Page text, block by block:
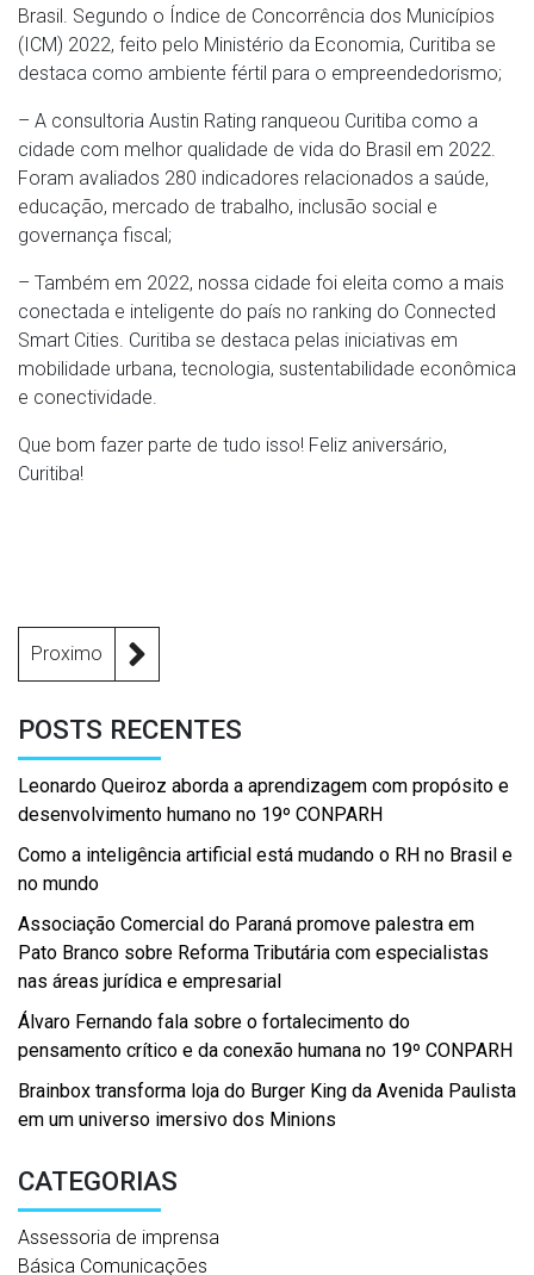
Brasil. Segundo o Índice de Concorrência dos Municípios
(ICM) 2022, feito pelo Ministério da Economia, Curitiba se
destaca como ambiente fértil para o empreendedorismo;
– A consultoria Austin Rating ranqueou Curitiba como a
cidade com melhor qualidade de vida do Brasil em 2022.
Foram avaliados 280 indicadores relacionados a saúde,
educação, mercado de trabalho, inclusão social e
governança fiscal;
– Também em 2022, nossa cidade foi eleita como a mais
conectada e inteligente do país no ranking do Connected
Smart Cities. Curitiba se destaca pelas iniciativas em
mobilidade urbana, tecnologia, sustentabilidade econômica
e conectividade.
Que bom fazer parte de tudo isso! Feliz aniversário,
Curitiba!
Proximo
POSTS RECENTES
Leonardo Queiroz aborda a aprendizagem com propósito e
desenvolvimento humano no 19º CONPARH
Como a inteligência artificial está mudando o RH no Brasil e
no mundo
Associação Comercial do Paraná promove palestra em
Pato Branco sobre Reforma Tributária com especialistas
nas áreas jurídica e empresarial
Álvaro Fernando fala sobre o fortalecimento do
pensamento crítico e da conexão humana no 19º CONPARH
Brainbox transforma loja do Burger King da Avenida Paulista
em um universo imersivo dos Minions
CATEGORIAS
Assessoria de imprensa
Básica Comunicações